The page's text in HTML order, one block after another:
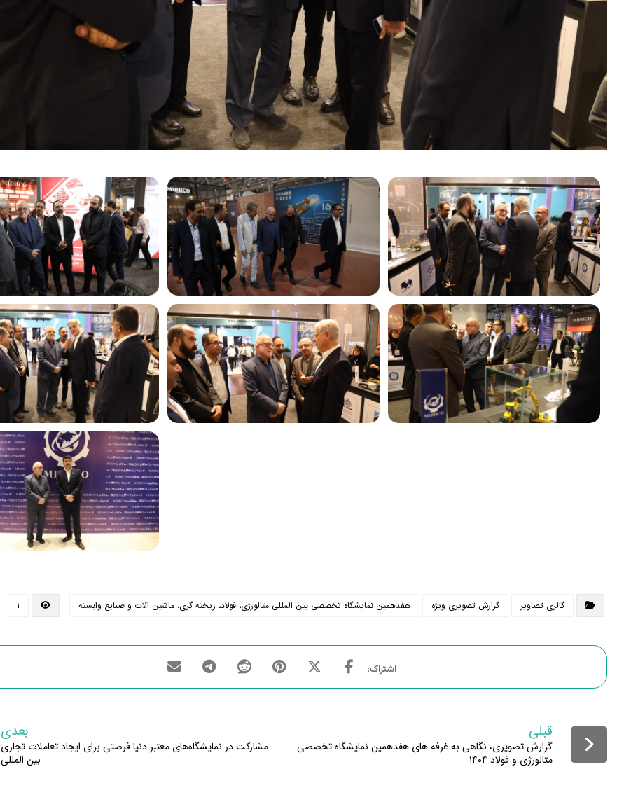
گالری تصاویر گزارش تصویری ویژه هفدهمین نمایشگاه تخصصی بین المللی متالورژی، فولاد، ریخته گری، ماشین آلات و صنایع وابسته ۱
قبلی
گزارش تصویری، نگاهی به غرفه های هفدهمین نمایشگاه تخصصی
متالورژی و فولاد ۱۴۰۴
بعدی
مشارکت در نمایشگاه‌های معتبر دنیا فرصتی برای ایجاد تعاملات تجاری
بین المللی